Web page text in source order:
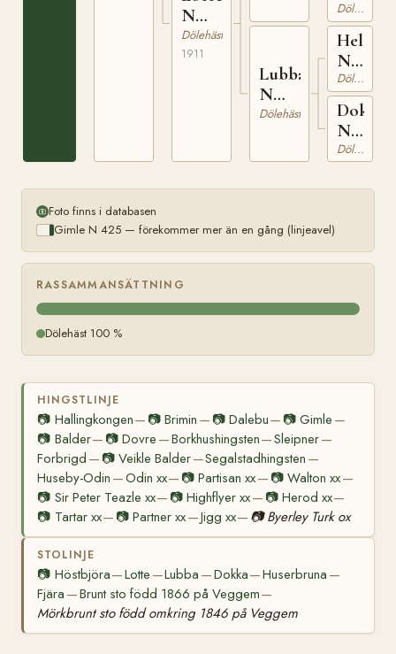
N
5760
Dölehäst
1911
Lubba
N
1334
Dölehäst
1378
Dölehäst
N
406
Dölehäst
Dokka
N
19Dölehäst
Foto finns i databasen
Gimle N 425 — förekommer mer än en gång (linjeavel)
RASSAMMANSÄTTNING
Dölehäst 100 %
HINGSTLINJE
📷 Hallingkongen— 📷Brimin — 📷 Dalebu— 📷 Gimle —
📷 Balder— 📷Dovre —Borkhushingsten—Sleipner—
Forbrigd — 📷Veikle Balder—Segalstadhingsten —
Huseby-Odin —Odin xx— 📷Partisan xx— 📷Walton xx—
📷 Sir Peter Teazle xx— 📷Highflyer xx— 📷 Herod xx—
📷 Tartar xx— 📷Partner xx—Jigg xx— 📷 Byerley Turk ox
STOLINJE
📷 Höstbjöra—Lotte —Lubba —Dokka—Huserbruna —
Fjära —Brunt sto född 1866 på Veggem—
Mörkbrunt sto född omkring 1846 på Veggem